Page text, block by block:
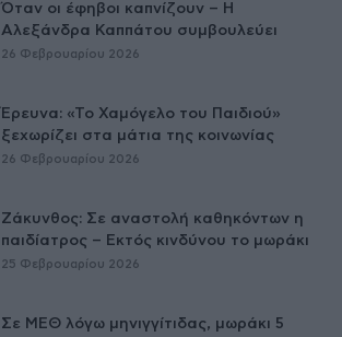
Όταν οι έφηβοι καπνίζουν – Η
Αλεξάνδρα Καππάτου συμβουλεύει
26 Φεβρουαρίου 2026
Έρευνα: «Το Χαμόγελο του Παιδιού»
ξεχωρίζει στα μάτια της κοινωνίας
26 Φεβρουαρίου 2026
Ζάκυνθος: Σε αναστολή καθηκόντων η
παιδίατρος – Εκτός κινδύνου το μωράκι
25 Φεβρουαρίου 2026
Σε ΜΕΘ λόγω μηνιγγίτιδας, μωράκι 5